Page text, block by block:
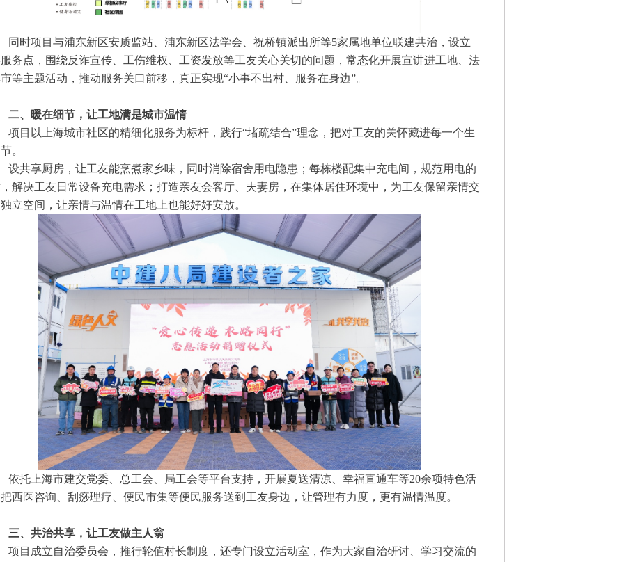
同时项目与浦东新区安质监站、浦东新区法学会、祝桥镇派出所等5家属地单位联建共治，设立
务点，围绕反诈宣传、工伤维权、工资发放等工友关心关切的问题，常态化开展宣讲进工地、法
等主题活动，推动服务关口前移，真正实现“小事不出村、服务在身边”。
二、暖在细节，让工地满是城市温情
项目以上海城市社区的精细化服务为标杆，践行“堵疏结合”理念，把对工友的关怀藏进每一个生
。
设共享厨房，让工友能烹煮家乡味，同时消除宿舍用电隐患；每栋楼配集中充电间，规范用电的
解决工友日常设备充电需求；打造亲友会客厅、夫妻房，在集体居住环境中，为工友保留亲情交
立空间，让亲情与温情在工地上也能好好安放。
依托上海市建交党委、总工会、局工会等平台支持，开展夏送清凉、幸福直通车等20余项特色活
西医咨询、刮痧理疗、便民市集等便民服务送到工友身边，让管理有力度，更有温情温度。
三、共治共享，让工友做主人翁
项目成立自治委员会，推行轮值村长制度，还专门设立活动室，作为大家自治研讨、学习交流的